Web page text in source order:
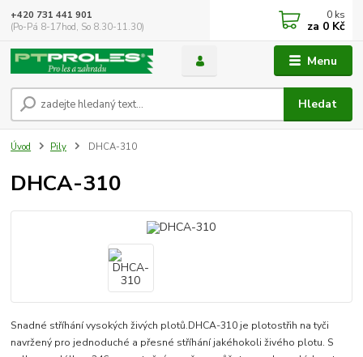
Menu
Hledat
+420 731 441 901
(Po-Pá 8-17hod, So 8.30-11.30)
0 ks
za 0 Kč
Úvod Pily DHCA-310
DHCA-310
Snadné stříhání vysokých živých plotů.DHCA-310 je plotostřih na tyči
navržený pro jednoduché a přesné stříhání jakéhokoli živého plotu. S